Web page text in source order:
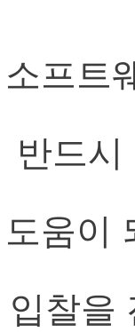
소프트
반드
도움이
입찰을